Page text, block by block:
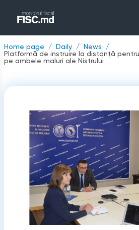
Home page Daily
News
Platformă de instruire la distanță
pe ambele maluri ale Nistrului